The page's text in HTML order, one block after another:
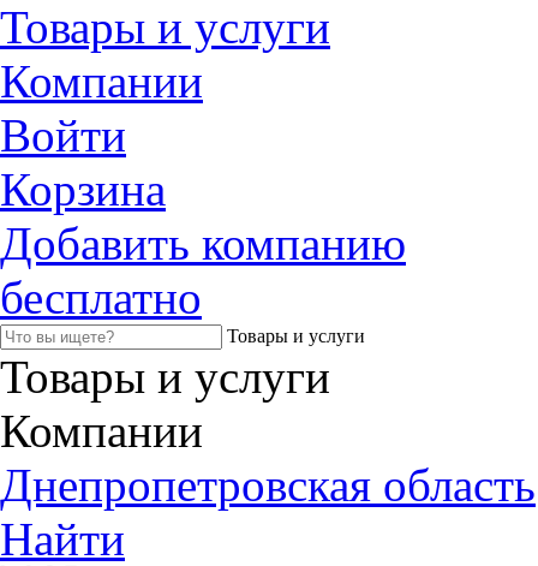
Товары и услуги
Компании
Войти
Корзина
Добавить компанию
бесплатно
Товары и услуги
Товары и услуги
Компании
Днепропетровская область
Найти